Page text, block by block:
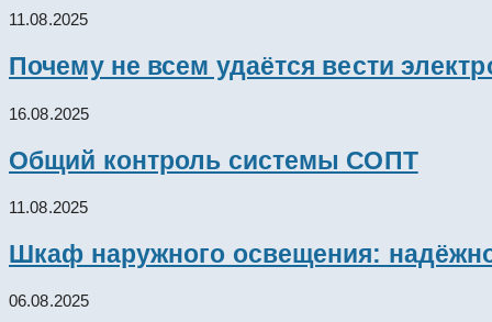
11.08.2025
Почему не всем удаётся вести
16.08.2025
Общий контроль системы СОПТ
11.08.2025
Шкаф наружного освещения:
06.08.2025